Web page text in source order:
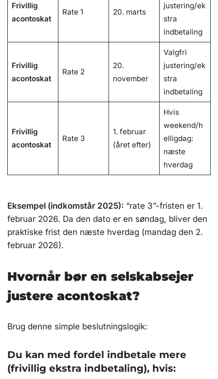
Frivillig
acontoskat
Rate 1 20. marts
justering/ek
stra
indbetaling
Frivillig
acontoskat
Rate 2
20.
november
Valgfri
justering/ek
stra
indbetaling
Frivillig
acontoskat
Rate 3
1. februar
(året efter)
Hvis
weekend/h
elligdag:
næste
hverdag
Eksempel (indkomstår 2025): “rate 3”-fristen er 1.
februar 2026. Da den dato er en søndag, bliver den
praktiske frist den næste hverdag (mandag den 2.
februar 2026).
Hvornår bør en selskabsejer
justere acontoskat?
Brug denne simple beslutningslogik:
Du kan med fordel indbetale mere
(frivillig ekstra indbetaling), hvis: